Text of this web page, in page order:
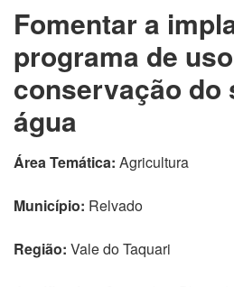
para
busca
Fomentar a
programa de
conservação do
água
Área Temática: Agricultura
Município: Relvado
Região: Vale do Taquari